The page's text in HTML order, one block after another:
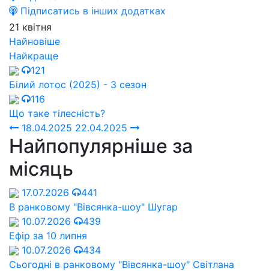
Підписатись в інших додатках
21 квітня
Найновіше
Найкраще
121
Білий лотос (2025) - 3 сезон
116
Що таке тілесність?
18.04.2025 22.04.2025
Найпопулярніше за
місяць
17.07.2026
441
В ранковому "Вівсянка-шоу" Шугар
10.07.2026
439
Ефір за 10 липня
10.07.2026
434
Сьогодні в ранковому "Вівсянка-шоу" Cвітлана